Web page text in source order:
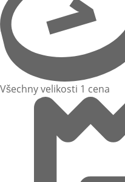
Všechny velikosti 1 cena